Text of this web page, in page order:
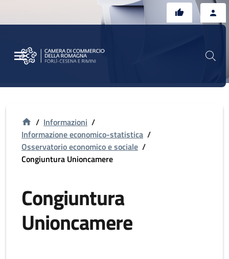
/ Informazioni /
Informazione economico-statistica /
Osservatorio economico e sociale /
Congiuntura Unioncamere
Congiuntura
Unioncamere